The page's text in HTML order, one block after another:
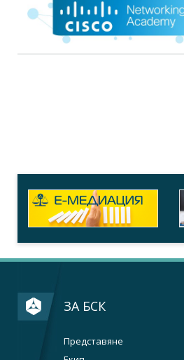
ЗА БСК
Представяне